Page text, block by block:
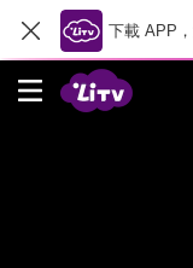
下載 APP